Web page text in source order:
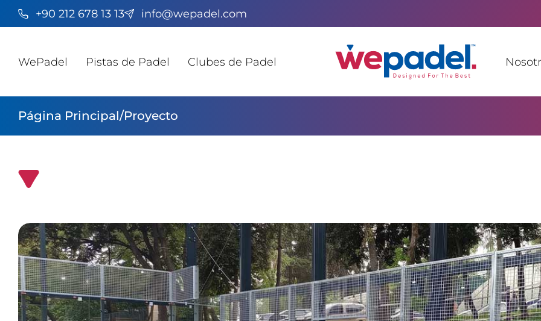
+90 212 678 13 13 info@wepadel.com
WePadel Pistas de Padel Clubes de Padel
Página Principal/Proyecto